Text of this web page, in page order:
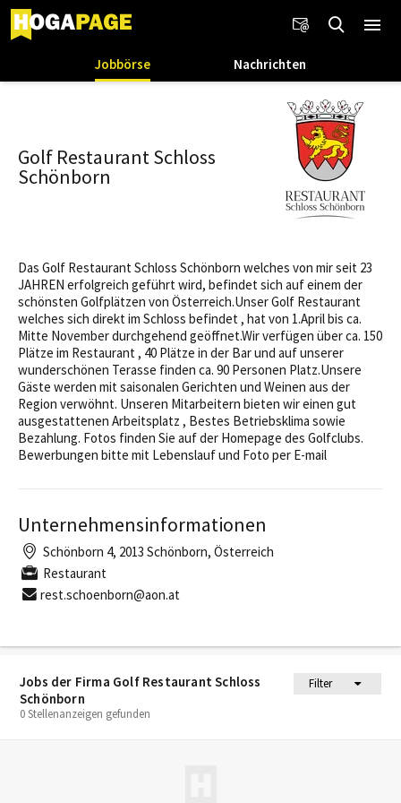
Jobbörse Nachrichten
Jobs der Firma Golf Restaurant Schloss
Schönborn
Filter
0 Stellenanzeigen gefunden
Golf Restaurant Schloss
Schönborn
Das Golf Restaurant Schloss Schönborn welches von mir seit 23
JAHREN erfolgreich geführt wird, befindet sich auf einem der
schönsten Golfplätzen von Österreich.Unser Golf Restaurant
welches sich direkt im Schloss befindet , hat von 1.April bis ca.
Mitte November durchgehend geöffnet.Wir verfügen über ca. 150
Plätze im Restaurant , 40 Plätze in der Bar und auf unserer
wunderschönen Terasse finden ca. 90 Personen Platz.Unsere
Gäste werden mit saisonalen Gerichten und Weinen aus der
Region verwöhnt. Unseren Mitarbeitern bieten wir einen gut
ausgestattenen Arbeitsplatz , Bestes Betriebsklima sowie
Bezahlung. Fotos finden Sie auf der Homepage des Golfclubs.
Bewerbungen bitte mit Lebenslauf und Foto per E-mail
Unternehmensinformationen
Schönborn 4, 2013 Schönborn, Österreich
Restaurant
rest.schoenborn@aon.at